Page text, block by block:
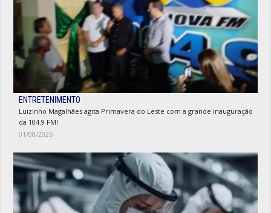
ENTRETENIMENTO
Luizinho Magalhães agita Primavera do Leste com a grande inauguração
da 104.9 FM!
01/08/2026